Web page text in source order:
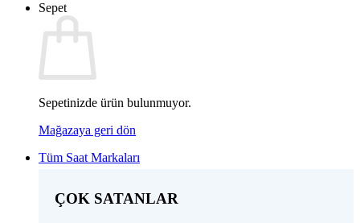
Sepet
Sepetinizde ürün bulunmuyor.
Mağazaya geri dön
Tüm Saat Markaları
ÇOK SATANLAR